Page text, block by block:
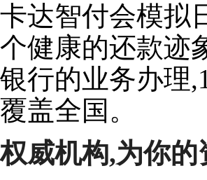
卡达智付会模拟
个健康的还款迹
银行的业务办理
覆盖全国。
权威机构,为你